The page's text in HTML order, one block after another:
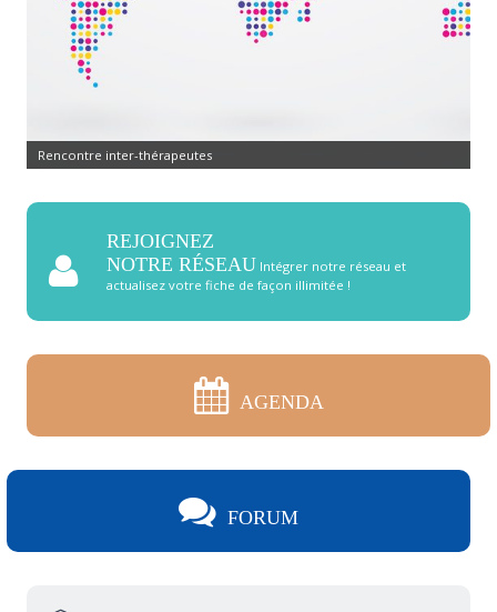
Rencontre inter-thérapeutes
REJOIGNEZ
NOTRE RÉSEAU Intégrer notre réseau et
actualisez votre fiche de façon illimitée !
AGENDA
FORUM